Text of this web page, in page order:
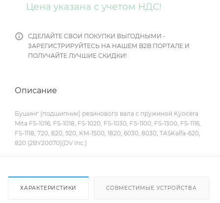
Цена указана с учетом НДС!
СДЕЛАЙТЕ СВОИ ПОКУПКИ ВЫГОДНЫМИ -
ЗАРЕГИСТРИРУЙТЕСЬ НА НАШЕМ B2B ПОРТАЛЕ И
ПОЛУЧАЙТЕ ЛУЧШИЕ СКИДКИ!
Описание
Бушинг (подшипник) резинового вала с пружиной Kyocera
Mita FS-1016, FS-1018, FS-1020, FS-1030, FS-1100, FS-1300, FS-1116,
FS-1118, 720, 820, 920, KM-1500, 1820, 6030, 8030, TASKalfa-620,
820 (2BY20070)(DV Inc.)
ХАРАКТЕРИСТИКИ СОВМЕСТИМЫЕ УСТРОЙСТВА